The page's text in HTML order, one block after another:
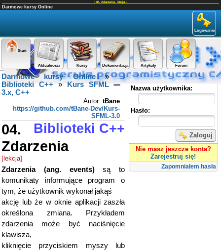
« 04. Zdarzenia lekcja »
Darmowe kursy Online
Logowanie
Start
Aktualności Kursy Dokumentacja Artykuły Forum
Panel użytkownika
Nazwa użytkownika:
Hasło:
Zaloguj
Nie masz jeszcze konta?
Zarejestruj się!
Zapomniałem hasła
Darmowe kursy Online»
Biblioteki C++ »
Kurs SFML
3.x, C++
Autor: tBane
https://github.com/tBane-Dev/Kurs-
SFML-3.0
Biblioteki C++
04.
Zdarzenia
[lekcja]
Zdarzenia (ang. events)są to
komunikaty informujące program o
tym, że użytkownik wykonał jakąś
akcję lub że w oknie aplikacji zaszła
określona zmiana. Przykładem
zdarzenia może być naciśnięcie
klawisza,
kliknięcie przyciskiem myszy lub